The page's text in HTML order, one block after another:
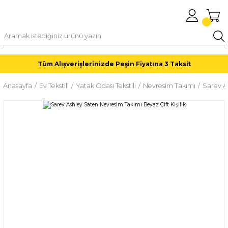
Tüm Alışverişlerinizde Peşin Fiyatına 3 Taksit
Anasayfa Ev Tekstili Yatak Odası Tekstili Nevresim Takımı Sarev